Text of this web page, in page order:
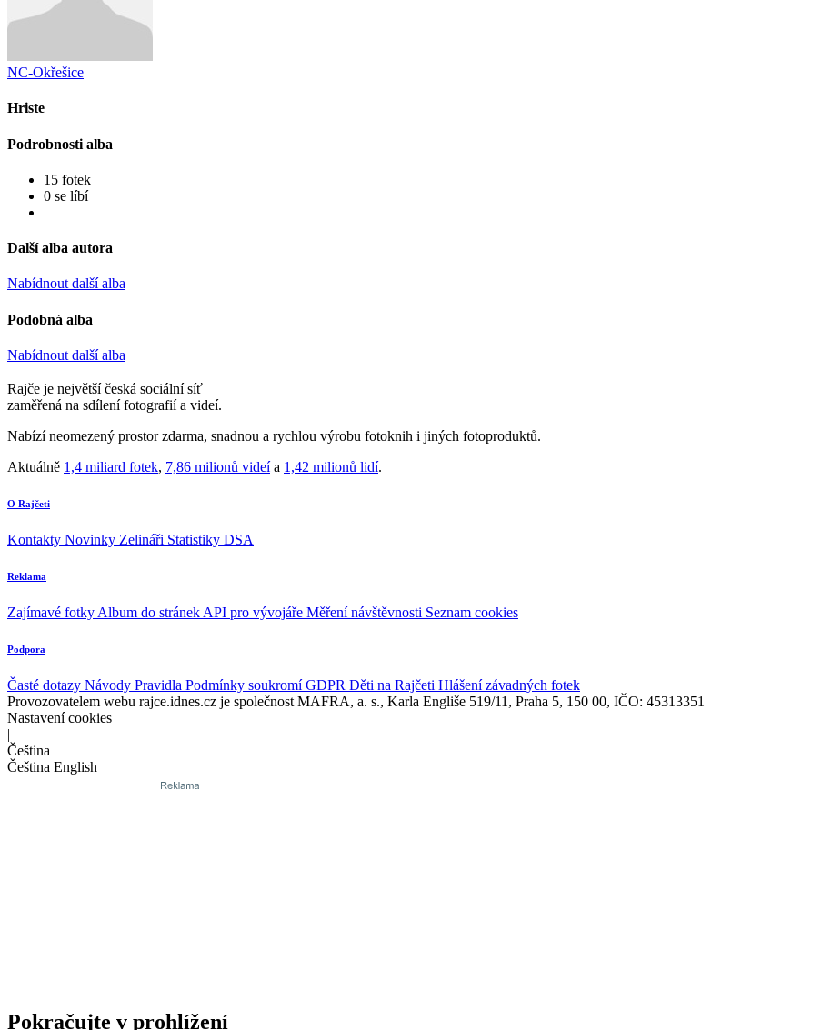
NC-Okřešice
Hriste
Podrobnosti alba
15 fotek
0 se líbí
Další alba autora
Nabídnout další alba
Podobná alba
Nabídnout další alba
Rajče je největší česká sociální síť
zaměřená na sdílení fotografií a videí.
Nabízí neomezený prostor zdarma, snadnou a rychlou výrobu fotoknih i jiných fotoproduktů.
Aktuálně 1,4 miliard fotek, 7,86 milionů videía 1,42 milionů lidí.
O Rajčeti
Kontakty Novinky Zelináři Statistiky DSA
Reklama
Zajímavé fotky Album do stránek API pro vývojáře Měření návštěvnosti Seznam cookies
Podpora
Časté dotazy Návody Pravidla Podmínky soukromíGDPR Děti na Rajčeti Hlášení závadných fotek
Provozovatelem webu rajce.idnes.cz je společnost MAFRA, a. s., Karla Engliše 519/11, Praha 5, 150 00, IČO: 45313351
Nastavení cookies
|
Čeština
Čeština English
Pokračujte v prohlížení